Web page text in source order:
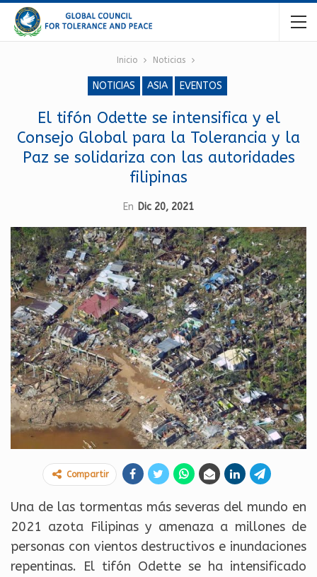
Inicio Noticias
NOTICIAS ASIA EVENTOS
El tifón Odette se intensifica y el
Consejo Global para la Tolerancia y la
Paz se solidariza con las autoridades
filipinas
En Dic 20, 2021
Compartir
Una de las tormentas más severas del mundo en
2021 azota Filipinas y amenaza a millones de
personas con vientos destructivos e inundaciones
repentinas. El tifón Odette se ha intensificado